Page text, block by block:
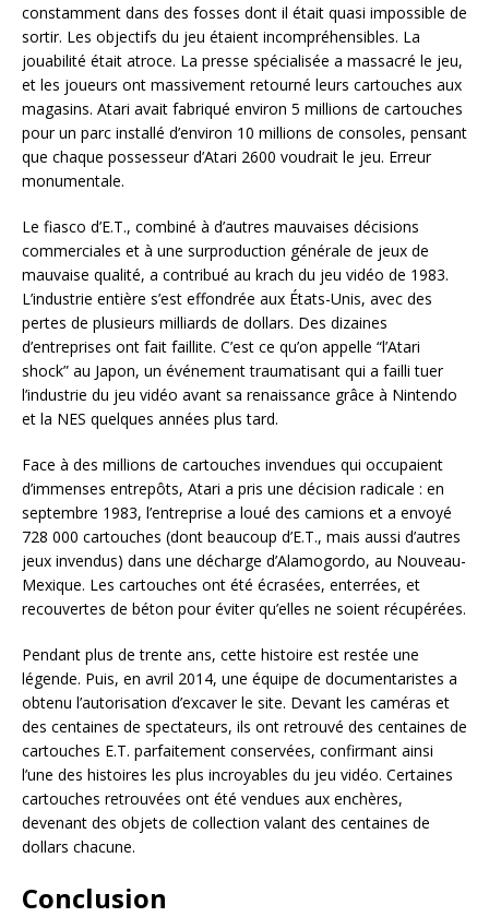
constamment dans des fosses dont il était quasi impossible de
sortir. Les objectifs du jeu étaient incompréhensibles. La
jouabilité était atroce. La presse spécialisée a massacré le jeu,
et les joueurs ont massivement retourné leurs cartouches aux
magasins. Atari avait fabriqué environ 5 millions de cartouches
pour un parc installé d’environ 10 millions de consoles, pensant
que chaque possesseur d’Atari 2600 voudrait le jeu. Erreur
monumentale.
Le fiasco d’E.T., combiné à d’autres mauvaises décisions
commerciales et à une surproduction générale de jeux de
mauvaise qualité, a contribué au krach du jeu vidéo de 1983.
L’industrie entière s’est effondrée aux États-Unis, avec des
pertes de plusieurs milliards de dollars. Des dizaines
d’entreprises ont fait faillite. C’est ce qu’on appelle “l’Atari
shock” au Japon, un événement traumatisant qui a failli tuer
l’industrie du jeu vidéo avant sa renaissance grâce à Nintendo
et la NES quelques années plus tard.
Face à des millions de cartouches invendues qui occupaient
d’immenses entrepôts, Atari a pris une décision radicale : en
septembre 1983, l’entreprise a loué des camions et a envoyé
728 000 cartouches (dont beaucoup d’E.T., mais aussi d’autres
jeux invendus) dans une décharge d’Alamogordo, au Nouveau-
Mexique. Les cartouches ont été écrasées, enterrées, et
recouvertes de béton pour éviter qu’elles ne soient récupérées.
Pendant plus de trente ans, cette histoire est restée une
légende. Puis, en avril 2014, une équipe de documentaristes a
obtenu l’autorisation d’excaver le site. Devant les caméras et
des centaines de spectateurs, ils ont retrouvé des centaines de
cartouches E.T. parfaitement conservées, confirmant ainsi
l’une des histoires les plus incroyables du jeu vidéo. Certaines
cartouches retrouvées ont été vendues aux enchères,
devenant des objets de collection valant des centaines de
dollars chacune.
Conclusion